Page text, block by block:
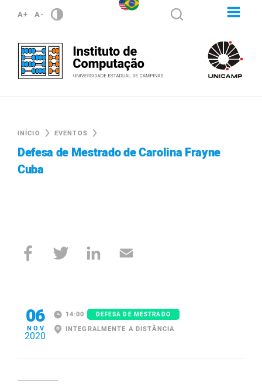
A+ A-
INÍCIO EVENTOS
Defesa de Mestrado de Carolina Frayne
Cuba
06
NOV
2020
14:00 DEFESA DE MESTRADO
INTEGRALMENTE A DISTÂNCIA